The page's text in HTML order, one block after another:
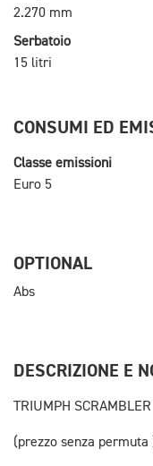
2.270 mm
Serbatoio
15 litri
CONSUMI ED
Classe emissioni
Euro 5
OPTIONAL
Abs
DESCRIZIONE E
TRIUMPH
(prezzo senza